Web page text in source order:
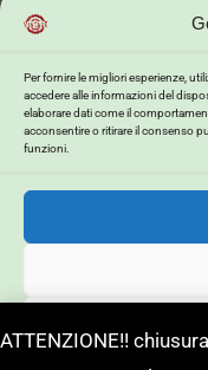
Per fornire le migliori esperienze,
accedere alle informazioni del
elaborare dati come il
acconsentire o ritirare il consenso
funzioni.
ATTENZIONE!!